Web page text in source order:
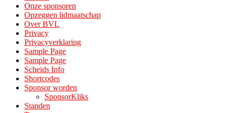
Onze sponsoren
Opzeggen lidmaatschap
Over BVL
Privacy
Privacyverklaring
Sample Page
Sample Page
Scheids Info
Shortcodes
Sponsor worden
SponsorKliks
Standen